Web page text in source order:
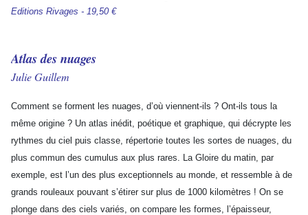
Editions Rivages - 19,50 €
Atlas des nuages
Julie Guillem
Comment se forment les nuages, d’où viennent-ils ? Ont-ils tous la
même origine ? Un atlas inédit, poétique et graphique, qui décrypte les
rythmes du ciel puis classe, répertorie toutes les sortes de nuages, du
plus commun des cumulus aux plus rares. La Gloire du matin, par
exemple, est l’un des plus exceptionnels au monde, et ressemble à de
grands rouleaux pouvant s’étirer sur plus de 1000 kilomètres ! On se
plonge dans des ciels variés, on compare les formes, l’épaisseur,